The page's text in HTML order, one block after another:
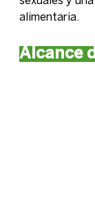
alimentaria.
Alcance